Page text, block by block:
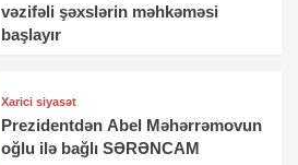
vəzifəli şəxslərin məhkəməsi
başlayır
Xarici siyasət
Prezidentdən Abel Məhərrəmovun
oğlu ilə bağlı SƏRƏNCAM